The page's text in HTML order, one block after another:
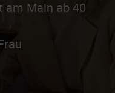
am Main ab 40